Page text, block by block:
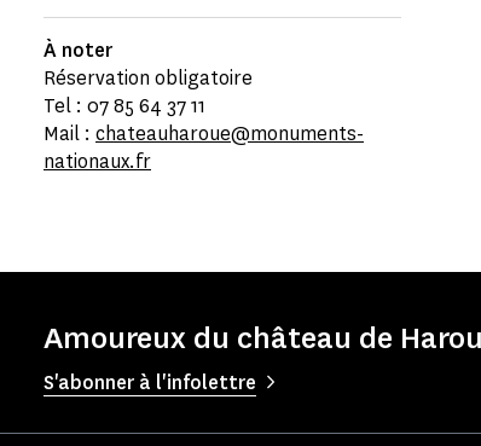
À noter
Réservation obligatoire
Tel : 07 85 64 37 11
Mail : chateauharoue@monuments-
nationaux.fr
Amoureux du château de
S'abonner à l'infolettre